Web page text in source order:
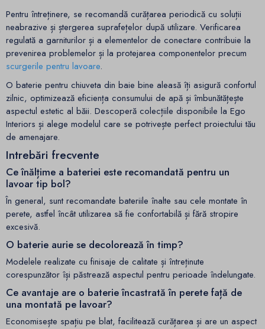
Pentru întreținere, se recomandă curățarea periodică cu soluții
neabrazive și ștergerea suprafețelor după utilizare. Verificarea
regulată a garniturilor și a elementelor de conectare contribuie la
prevenirea problemelor și la protejarea componentelor precum
scurgerile pentru lavoare.
O baterie pentru chiuveta din baie bine aleasă îți asigură confortul
zilnic, optimizează eficiența consumului de apă și îmbunătățește
aspectul estetic al băii. Descoperă colecțiile disponibile la Ego
Interiors și alege modelul care se potrivește perfect proiectului tău
de amenajare.
Intrebări frecvente
Ce înălțime a bateriei este recomandată pentru un
lavoar tip bol?
În general, sunt recomandate bateriile înalte sau cele montate în
perete, astfel încât utilizarea să fie confortabilă și fără stropire
excesivă.
O baterie aurie se decolorează în timp?
Modelele realizate cu finisaje de calitate și întreținute
corespunzător își păstrează aspectul pentru perioade îndelungate.
Ce avantaje are o baterie încastrată în perete față de
una montată pe lavoar?
Economisește spațiu pe blat, facilitează curățarea și are un aspect